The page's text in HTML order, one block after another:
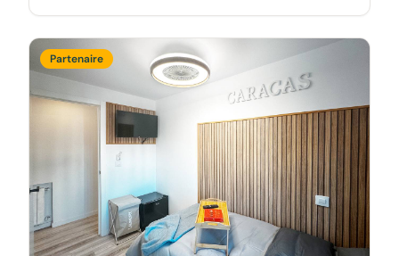
Partenaire